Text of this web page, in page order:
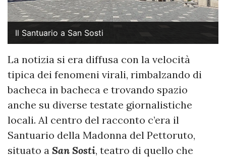
Il Santuario a San Sosti
​La notizia si era diffusa con la velocità
tipica dei fenomeni virali, rimbalzando di
bacheca in bacheca e trovando spazio
anche su diverse testate giornalistiche
locali. Al centro del racconto c’era il
Santuario della Madonna del Pettoruto,
situato a San Sosti, teatro di quello che